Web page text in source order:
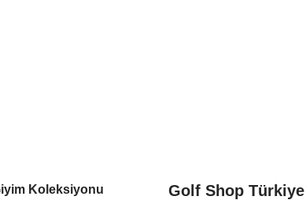
Koleksiyonu Golf Shop Türkiye